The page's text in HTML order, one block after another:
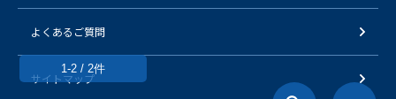
1-2 / 2件
よくあるご質問
サイトマップ